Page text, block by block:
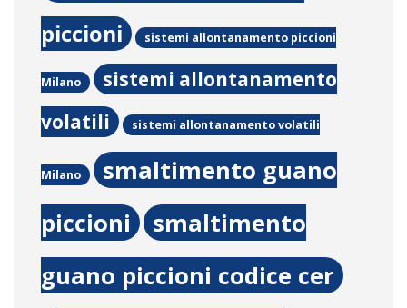
piccioni
sistemi allontanamento piccioni
Milano
sistemi allontanamento
volatili
sistemi allontanamento volatili
Milano
smaltimento guano
piccioni
smaltimento
guano piccioni codice cer